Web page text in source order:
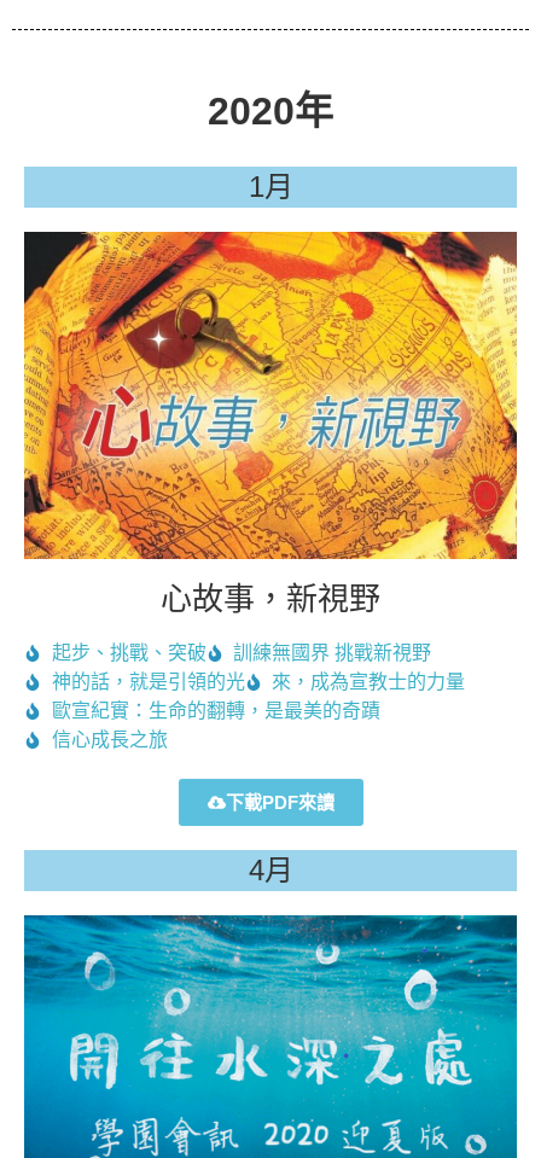
2020年
1月
心故事，新視野
起步、挑戰、突破
訓練無國界 挑戰新視野
神的話，就是引領的光
來，成為宣教士的力量
歐宣紀實：生命的翻轉，是最美的奇蹟
信心成長之旅
下載PDF來讀
4月